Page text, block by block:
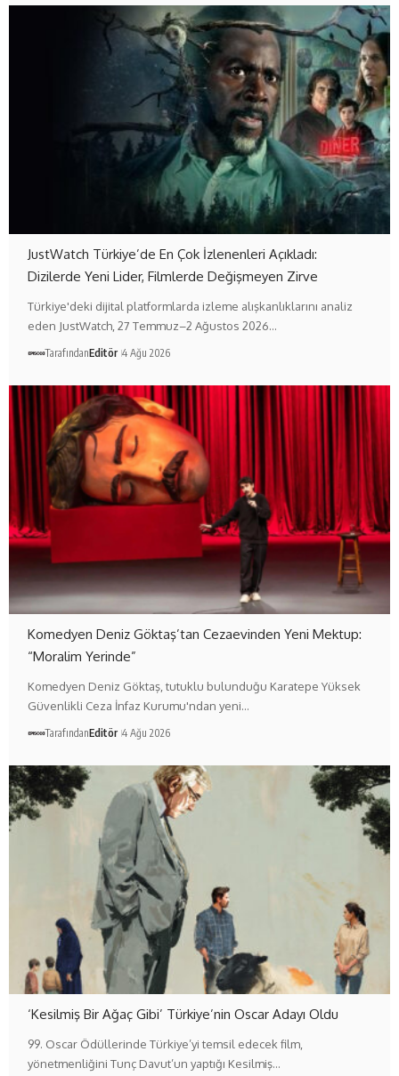
JustWatch Türkiye’de En Çok İzlenenleri Açıkladı:
Dizilerde Yeni Lider, Filmlerde Değişmeyen Zirve
Türkiye'deki dijital platformlarda izleme alışkanlıklarını analiz
eden JustWatch, 27 Temmuz–2 Ağustos 2026…
TarafındanEditör 4 Ağu 2026
Komedyen Deniz Göktaş’tan Cezaevinden Yeni Mektup:
“Moralim Yerinde”
Komedyen Deniz Göktaş, tutuklu bulunduğu Karatepe Yüksek
Güvenlikli Ceza İnfaz Kurumu'ndan yeni…
TarafındanEditör 4 Ağu 2026
‘Kesilmiş Bir Ağaç Gibi’ Türkiye’nin Oscar Adayı Oldu
99. Oscar Ödüllerinde Türkiye’yi temsil edecek film,
yönetmenliğini Tunç Davut’un yaptığı Kesilmiş…